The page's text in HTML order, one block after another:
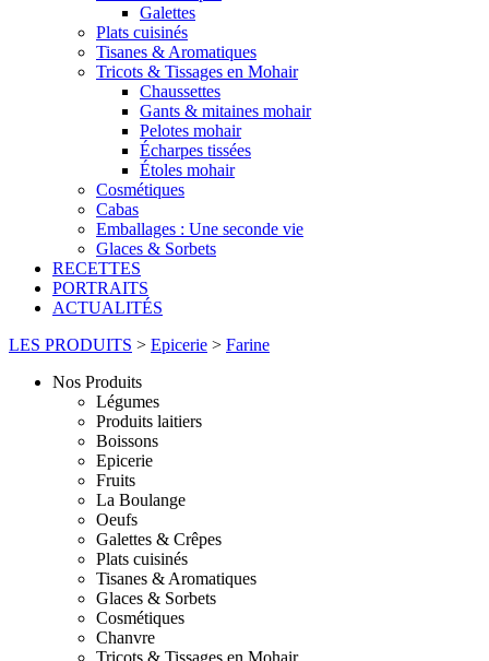
Galettes
Plats cuisinés
Tisanes & Aromatiques
Tricots & Tissages en Mohair
Chaussettes
Gants & mitaines mohair
Pelotes mohair
Écharpes tissées
Étoles mohair
Cosmétiques
Cabas
Emballages : Une seconde vie
Glaces & Sorbets
RECETTES
PORTRAITS
ACTUALITÉS
LES PRODUITS > Epicerie > Farine
Nos Produits
Légumes
Produits laitiers
Boissons
Epicerie
Fruits
La Boulange
Oeufs
Galettes & Crêpes
Plats cuisinés
Tisanes & Aromatiques
Glaces & Sorbets
Cosmétiques
Chanvre
Tricots & Tissages en Mohair